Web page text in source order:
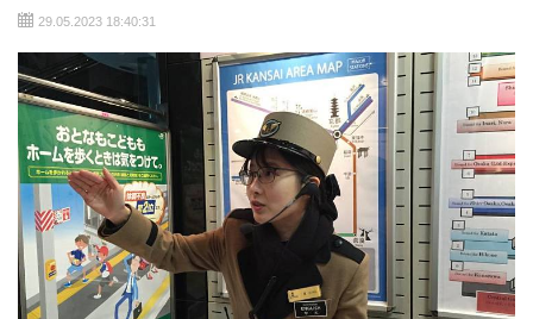
29.05.2023 18:40:31